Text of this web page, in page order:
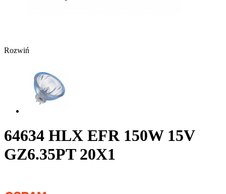
Rozwiń
64634 HLX EFR 150W 15V
GZ6.35PT 20X1